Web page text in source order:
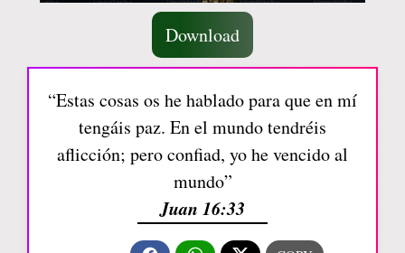
Download
“Estas cosas os he hablado para que en mí
tengáis paz. En el mundo tendréis
aflicción; pero confiad, yo he vencido al
mundo”
Juan 16:33